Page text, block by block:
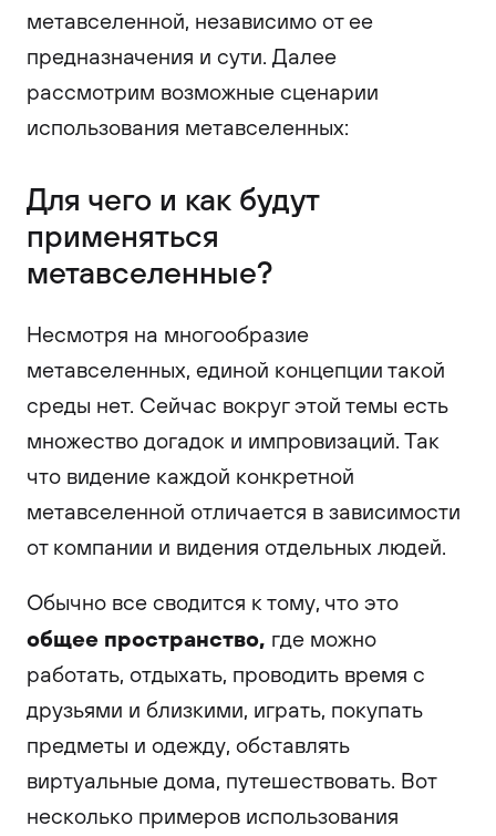
метавселенной, независимо от ее
предназначения и сути. Далее
рассмотрим возможные сценарии
использования метавселенных:
Для чего и как будут
применяться
метавселенные?
Несмотря на многообразие
метавселенных, единой концепции такой
среды нет. Сейчас вокруг этой темы есть
множество догадок и импровизаций. Так
что видение каждой конкретной
метавселенной отличается в зависимости
от компании и видения отдельных людей.
Обычно все сводится к тому, что это
общее пространство, где можно
работать, отдыхать, проводить время с
друзьями и близкими, играть, покупать
предметы и одежду, обставлять
виртуальные дома, путешествовать. Вот
несколько примеров использования